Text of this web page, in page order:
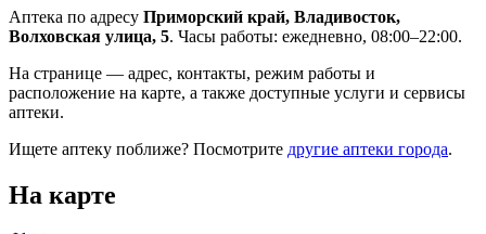
Аптека по адресу Приморский край, Владивосток,
Волховская улица, 5. Часы работы: ежедневно, 08:00–22:00.
На странице — адрес, контакты, режим работы и
расположение на карте, а также доступные услуги и сервисы
аптеки.
Ищете аптеку поближе? Посмотрите другие аптеки города.
На карте